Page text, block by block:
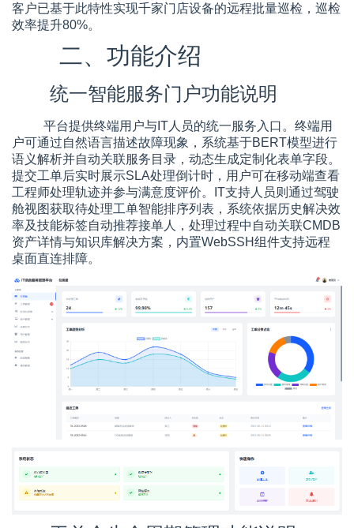
客户已基于此特性实现千家门店设备的远程批量巡检，巡检
效率提升80%。
二、功能介绍
统一智能服务门户功能说明
平台提供终端用户与IT人员的统一服务入口。终端用
户可通过自然语言描述故障现象，系统基于BERT模型进行
语义解析并自动关联服务目录，动态生成定制化表单字段。
提交工单后实时展示SLA处理倒计时，用户可在移动端查看
工程师处理轨迹并参与满意度评价。IT支持人员则通过驾驶
舱视图获取待处理工单智能排序列表，系统依据历史解决效
率及技能标签自动推荐接单人，处理过程中自动关联CMDB
资产详情与知识库解决方案，内置WebSSH组件支持远程
桌面直连排障。